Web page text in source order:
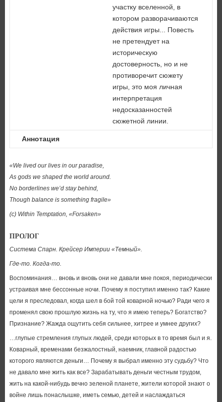
участку вселенной, в
котором разворачиваются
действия игры... Повесть
не претендует на
историческую
достоверность, но и не
противоречит сюжету
игры, это моя личная
интерпретация
недосказанностей
сюжетной линии.
Аннотация
«We lived our lives in our paradise,
As gods we shaped the world around.
No borderlines we’d stay behind,
Though balance is something fragile»
(c) Within Temptation, «Forsaken»
ПРОЛОГ
Система Спарн. Крейсер Империи «Темный».
Где-то. Когда-то.
Воспоминания… вновь и вновь они не давали мне покоя, периодически
устраивая мне бессонные ночи. Почему я поступил именно так? Какие
цели я преследовал, когда шел в бой той коварной ночью? Ради чего я
променял свою прошлую жизнь на ту, что я имею теперь? Богатство?
Признание? Жажда ощутить себя сильнее, хитрее и умнее других?
…глупые стремления глупых людей, среди которых в то время был и я.
Коварный, временами безжалостный, наемник, главной радостью
которого являются деньги… Почему я выбрал именно эту судьбу? Что
не давало мне жить как все? Зарабатывать деньги честным трудом,
жить на какой-нибудь вечно зеленой планете, жители которой знают о
войне лишь понаслышке, иметь семью, детей и наслаждаться